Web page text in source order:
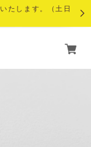
たします。（土日